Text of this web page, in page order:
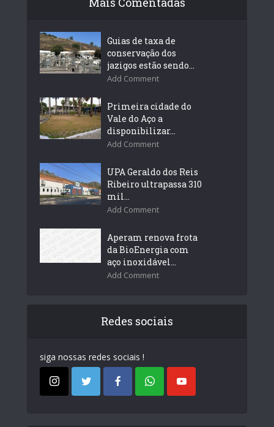
Guias de taxa de
conservação dos
jazigos estão sendo...
Add Comment
Primeira cidade do
Vale do Aço a
disponibilizar...
Add Comment
UPA Geraldo dos Reis
Ribeiro ultrapassa 310
mil...
Add Comment
Aperam renova frota
da BioEnergia com
aço inoxidável...
Add Comment
Redes sociais
siga nossas redes sociais !